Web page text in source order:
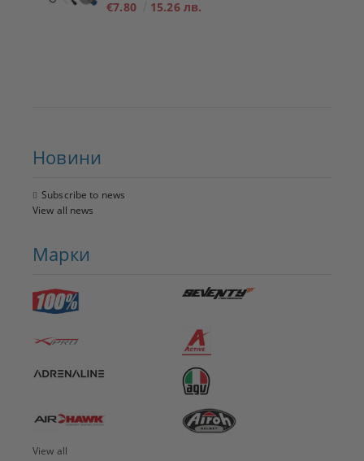
€7.80 15.26 лв.
Новини
Subscribe to news
View all news
Марки
View all